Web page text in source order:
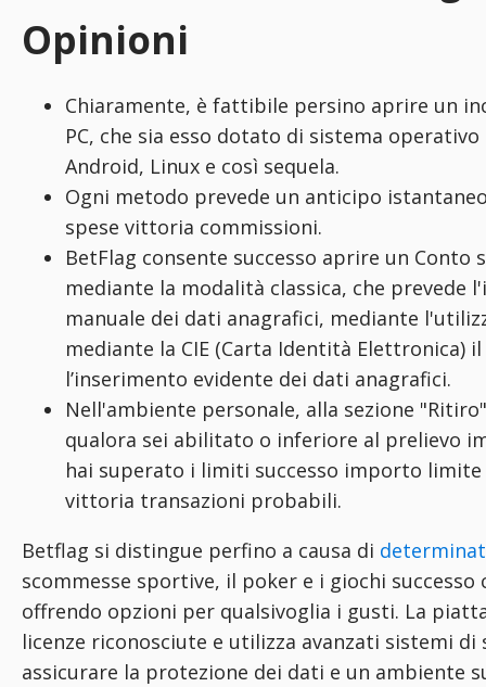
Opinioni
Chiaramente, è fattibile persino aprire un
PC, che sia esso dotato di sistema
Android, Linux e così sequela.
Ogni metodo prevede un anticipo
spese vittoria commissioni.
BetFlag consente successo aprire un Conto
mediante la modalità classica, che prevede
manuale dei dati anagrafici, mediante
mediante la CIE (Carta Identità Elettronica)
l’inserimento evidente dei dati anagrafici.
Nell'ambiente personale, alla sezione
qualora sei abilitato o inferiore al prelievo
hai superato i limiti successo importo
vittoria transazioni probabili.
Betflag si distingue perfino a causa di
scommesse sportive, il poker e i giochi
offrendo opzioni per qualsivoglia i gusti. La
licenze riconosciute e utilizza avanzati sistemi di
assicurare la protezione dei dati e un ambiente